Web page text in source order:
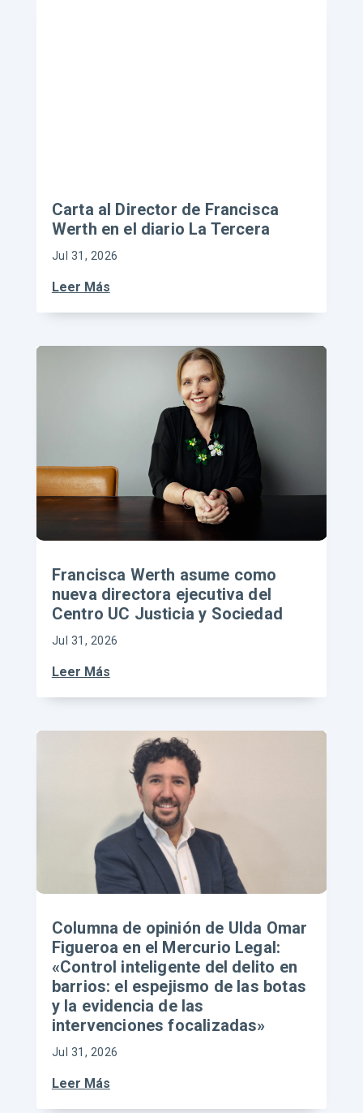
Carta al Director de Francisca
Werth en el diario La Tercera
Jul 31, 2026
Leer Más
Francisca Werth asume como
nueva directora ejecutiva del
Centro UC Justicia y Sociedad
Jul 31, 2026
Leer Más
Columna de opinión de Ulda Omar
Figueroa en el Mercurio Legal:
«Control inteligente del delito en
barrios: el espejismo de las botas
y la evidencia de las
intervenciones focalizadas»
Jul 31, 2026
Leer Más